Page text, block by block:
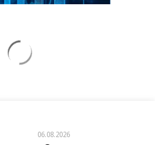
06.08.2026